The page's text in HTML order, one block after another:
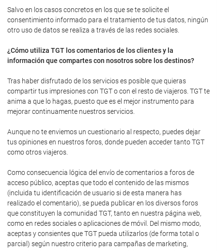
Salvo en los casos concretos en los que se te solicite el
consentimiento informado para el tratamiento de tus datos, ningún
otro uso de datos se realiza a través de las redes sociales.
¿Cómo utiliza TGT los comentarios de los clientes y la
información que compartes con nosotros sobre los destinos?
Tras haber disfrutado de los servicios es posible que quieras
compartir tus impresiones con TGT o con el resto de viajeros. TGT te
anima a que lo hagas, puesto que es el mejor instrumento para
mejorar continuamente nuestros servicios.
Aunque no te enviemos un cuestionario al respecto, puedes dejar
tus opiniones en nuestros foros, donde pueden acceder tanto TGT
como otros viajeros.
Como consecuencia lógica del envío de comentarios a foros de
acceso público, aceptas que todo el contenido de las mismos
(incluida tu identificación de usuario si de esta manera has
realizado el comentario), se pueda publicar en los diversos foros
que constituyen la comunidad TGT, tanto en nuestra página web,
como en redes sociales o aplicaciones de móvil. Del mismo modo,
aceptas y consientes que TGT pueda utilizarlos (de forma total o
parcial) según nuestro criterio para campañas de marketing,